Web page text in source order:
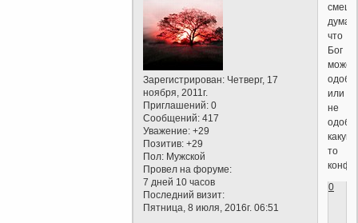
Зарегистрирован: Четверг, 17
ноября, 2011г.
Приглашений: 0
Сообщений: 417
Уважение: +29
Позитив: +29
Пол: Мужской
Провел на форуме:
7 дней 10 часов
Последний визит:
Пятница, 8 июля, 2016г. 06:51
что
Бог
может
или
не
какую-
то
0